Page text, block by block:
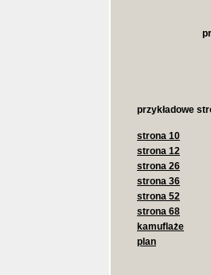
przykładowe
strona 10
strona 12
strona 26
strona 36
strona 52
strona 68
kamuflaże
plan